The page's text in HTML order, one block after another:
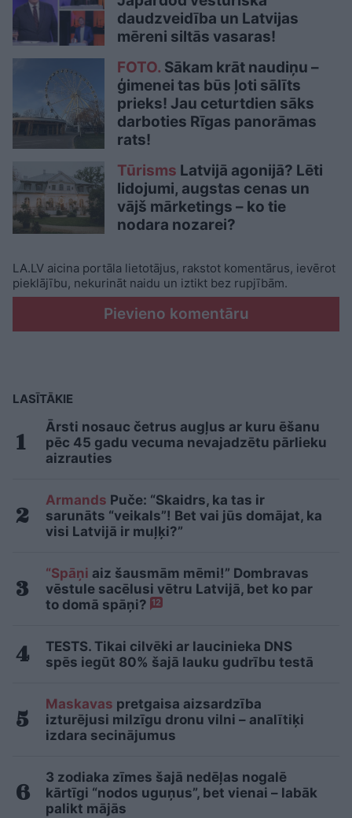
daudzveidība un Latvijas
mēreni siltās vasaras!
FOTO. Sākam krāt naudiņu –
ģimenei tas būs ļoti sālīts
prieks! Jau ceturtdien sāks
darboties Rīgas panorāmas
rats!
Tūrisms Latvijā agonijā? Lēti
lidojumi, augstas cenas un
vājš mārketings – ko tie
nodara nozarei?
LA.LV aicina portāla lietotājus, rakstot komentārus, ievērot
pieklājību, nekurināt naidu un iztikt bez rupjībām.
Pievieno komentāru
LASĪTĀKIE
Ārsti nosauc četrus augļus ar kuru ēšanu
pēc 45 gadu vecuma nevajadzētu pārlieku
aizrauties
Armands Puče: “Skaidrs, ka tas ir
sarunāts “veikals”! Bet vai jūs domājat, ka
visi Latvijā ir muļķi?”
“Spāņi aiz šausmām mēmi!” Dombravas
vēstule sacēlusi vētru Latvijā, bet ko par
to domā spāņi? 12
TESTS. Tikai cilvēki ar laucinieka DNS
spēs iegūt 80% šajā lauku gudrību testā
Maskavas pretgaisa aizsardzība
izturējusi milzīgu dronu vilni – analītiķi
izdara secinājumus
3 zodiaka zīmes šajā nedēļas nogalē
kārtīgi “nodos uguņus”, bet vienai – labāk
palikt mājās